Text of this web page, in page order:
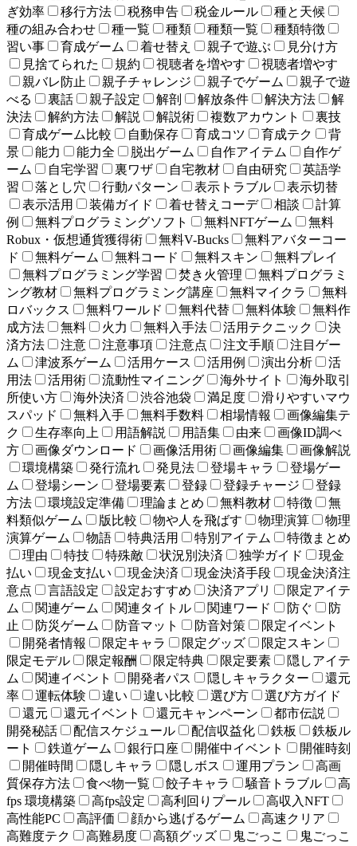
ぎ効率
移行方法 税務申告 税金ルール
種と天候
種の組み合わせ
種一覧 種類 種類一覧
種類特徴
習い事
育成ゲーム 着せ替え 親子で遊ぶ
見分け方
見捨てられた
規約 視聴者を増やす
視聴者増やす
親バレ防止
親子チャレンジ 親子でゲーム
親子で遊
べる
裏話 親子設定 解剖 解放条件 解決方法
解
決法
解約方法 解説 解説術 複数アカウント
裏技
育成ゲーム比較
自動保存 育成コツ 育成テク
背
景
能力 能力全 脱出ゲーム 自作アイテム
自作ゲ
ーム
自宅学習 裏ワザ 自宅教材 自由研究
英語学
習
落とし穴 行動パターン 表示トラブル
表示切替
表示活用
装備ガイド 着せ替えコーデ 相談
計算
例
無料プログラミングソフト 無料NFTゲーム
無料
Robux・仮想通貨獲得術
無料V-Bucks
無料アバターコー
ド
無料ゲーム 無料コード 無料スキン
無料プレイ
無料プログラミング学習
焚き火管理
無料プログラミ
ング教材
無料プログラミング講座 無料マイクラ
無料
ロバックス
無料ワールド 無料代替 無料体験
無料作
成方法
無料 火力 無料入手法 活用テクニック
決
済方法
注意 注意事項 注意点 注文手順
注目ゲー
ム
津波系ゲーム 活用ケース 活用例 演出分析
活
用法
活用術 流動性マイニング 海外サイト
海外取引
所使い方
海外決済 渋谷池袋 満足度
滑りやすいマウ
スパッド
無料入手 無料手数料 相場情報
画像編集テ
ク
生存率向上 用語解説 用語集 由来
画像ID調べ
方
画像ダウンロード 画像活用術 画像編集
画像解説
環境構築
発行流れ 発見法 登場キャラ
登場ゲー
ム
登場シーン 登場要素 登録 登録チャージ
登録
方法
環境設定準備 理論まとめ 無料教材 特徴
無
料類似ゲーム
版比較 物や人を飛ばす 物理演算
物理
演算ゲーム
物語 特典活用 特別アイテム
特徴まとめ
理由
特技 特殊敵 状況別決済 独学ガイド
現金
払い
現金支払い 現金決済 現金決済手段
現金決済注
意点
言語設定 設定おすすめ 決済アプリ
限定アイテ
ム
関連ゲーム 関連タイトル 関連ワード 防ぐ
防
止
防災ゲーム 防音マット 防音対策
限定イベント
開発者情報
限定キャラ 限定グッズ
限定スキン
限定モデル
限定報酬 限定特典 限定要素
隠しアイテ
ム
関連イベント 開発者パス 隠しキャラクター
還元
率
運転体験 違い 違い比較 選び方
選び方ガイド
還元
還元イベント 還元キャンペーン
都市伝説
開発秘話
配信スケジュール 配信収益化 鉄板
鉄板ル
ート
鉄道ゲーム 銀行口座 開催中イベント
開催時刻
開催時間
隠しキャラ 隠しボス 運用プラン
高画
質保存方法
食べ物一覧 餃子キャラ 騒音トラブル
高
fps 環境構築
高fps設定 高利回りプール
高収入NFT
高性能PC
高評価 顔から逃げるゲーム
高速クリア
高難度テク
高難易度 高額グッズ 鬼ごっこ
鬼ごっこ